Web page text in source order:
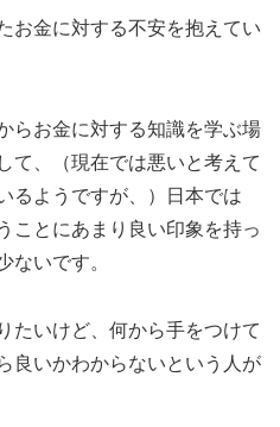
お金に対する不安を抱えてい
らお金に対する知識を学ぶ場
て、（現在では悪いと考えて
るようですが、）日本では
ことにあまり良い印象を持っ
ないです。
たいけど、何から手をつけて
良いかわからないという人が